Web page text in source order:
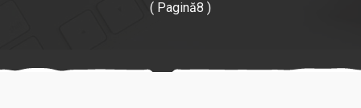
( Pagină8 )